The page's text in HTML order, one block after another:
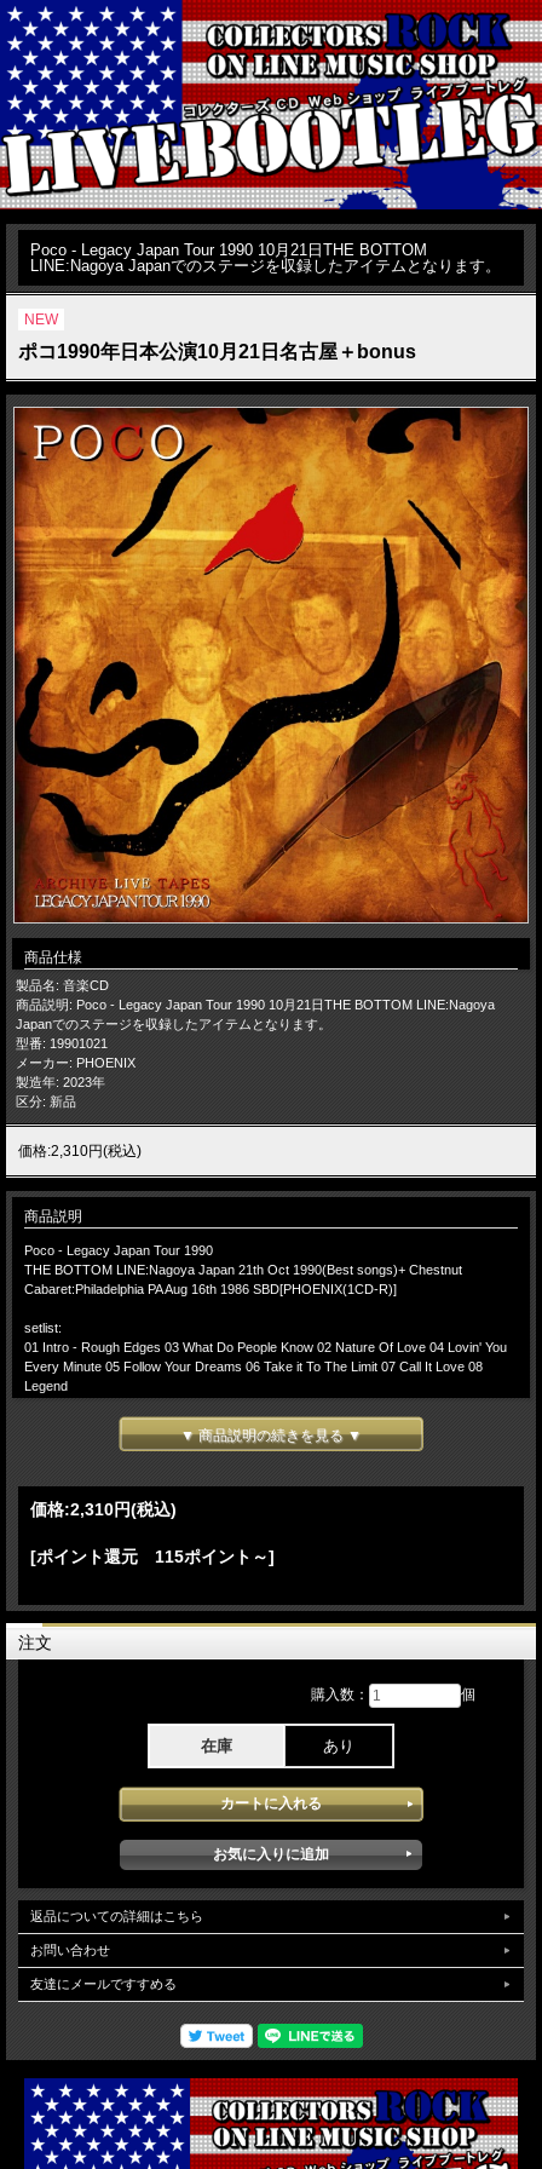
Poco - Legacy Japan Tour 1990 10月21日THE BOTTOM
LINE:Nagoya Japanでのステージを収録したアイテムとなります。
NEW
ポコ1990年日本公演10月21日名古屋＋bonus
商品仕様
製品名: 音楽CD
商品説明: Poco - Legacy Japan Tour 1990 10月21日THE BOTTOM LINE:Nagoya
Japanでのステージを収録したアイテムとなります。
型番: 19901021
メーカー: PHOENIX
製造年: 2023年
区分: 新品
価格:2,310円(税込)
商品説明
Poco - Legacy Japan Tour 1990
THE BOTTOM LINE:Nagoya Japan 21th Oct 1990(Best songs)+ Chestnut
Cabaret:Philadelphia PA Aug 16th 1986 SBD[PHOENIX(1CD-R)]
setlist:
01 Intro - Rough Edges 03 What Do People Know 02 Nature Of Love 04 Lovin' You
Every Minute 05 Follow Your Dreams 06 Take it To The Limit 07 Call It Love 08
Legend
-(Philadelphia PA 1986)-
09 Intro (Ed Sciacky) 10 A Good Feelin' to Know 11 Crazy Love 12 Bad Weather 13
Lineup:
Richie Furay – lead vocals, rhythm guitar
George Grantham – drums, percussion, vocals
Jack Sundrud – bass, guitar, backing vocals
Steve Chapman – drums, percussion
Poco - Legacy Japan Tour 1990 10月21日THE BOTTOM LINE:Nagoya Japanでの
ステージを収録したアイテムとなります。1988年の再結成後、来日公演と果たし
参加しており当日披露されたナンバーもヒット曲が中心に構成されとても楽しめる
コンサートとなっています。bonustracksで1986年のPhiladelphia公演より10曲が
SBDで収録されています。soundqualityは、SBDソースが使用され安定した高音質
で堪能できます。
▼ 商品説明の続きを見る ▼
価格:2,310円(税込)
[ポイント還元 115ポイント～]
注文
購入数： 個
在庫 あり
返品についての詳細はこちら
お問い合わせ
友達にメールですすめる